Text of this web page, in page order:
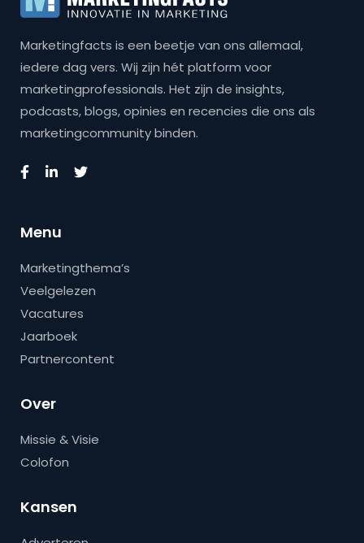
Marketingfacts is een beetje van ons allemaal,
iedere dag vers. Wij zijn hét platform voor
marketingprofessionals. Het zijn de insights,
podcasts, blogs, opinies en recencies die ons als
marketingcommunity binden.
Menu
Marketingthema’s
Veelgelezen
Vacatures
Jaarboek
Partnercontent
Over
Missie & Visie
Colofon
Kansen